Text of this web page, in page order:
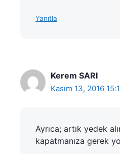
Yanıtla
Kerem SARI
Kasım 13, 2016
Ayrıca; artık yedek
kapatmanıza gerek